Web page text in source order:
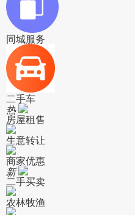
同城服务
二手车
热
房屋租售
生意转让
商家优惠
新
二手买卖
农林牧渔